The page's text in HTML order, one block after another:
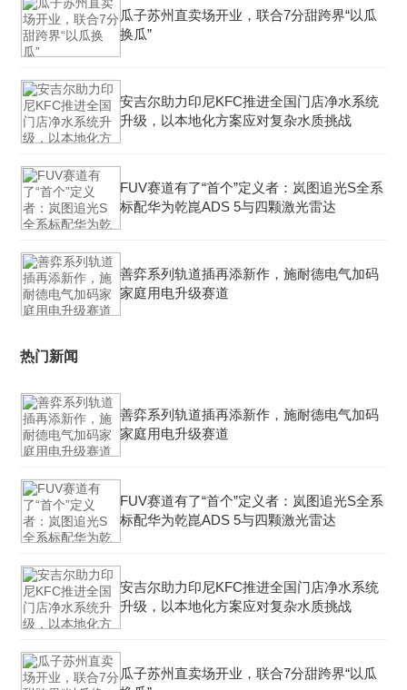
瓜子苏州直卖场开业，联合7分甜跨界“以瓜
换瓜”
安吉尔助力印尼KFC推进全国门店净水系统
升级，以本地化方案应对复杂水质挑战
FUV赛道有了“首个”定义者：岚图追光S全系
标配华为乾崑ADS 5与四颗激光雷达
善弈系列轨道插再添新作，施耐德电气加码
家庭用电升级赛道
热门新闻
善弈系列轨道插再添新作，施耐德电气加码
家庭用电升级赛道
FUV赛道有了“首个”定义者：岚图追光S全系
标配华为乾崑ADS 5与四颗激光雷达
安吉尔助力印尼KFC推进全国门店净水系统
升级，以本地化方案应对复杂水质挑战
瓜子苏州直卖场开业，联合7分甜跨界“以瓜